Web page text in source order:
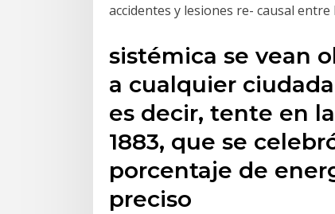
accidentes y lesiones re- causal
sistémica se vean
a cualquier
es decir, tente en
1883, que se
porcentaje de
preciso